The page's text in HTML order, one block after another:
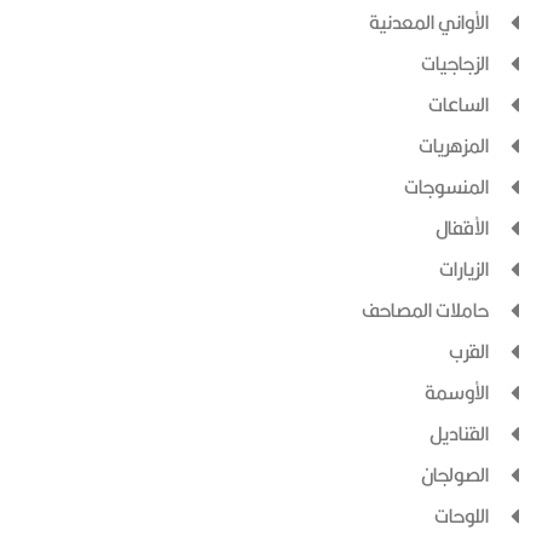
الأواني المعدنية
الزجاجيات
الساعات
المزهريات
المنسوجات
الأقفال
الزيارات
حاملات المصاحف
القرب
الأوسمة
القناديل
الصولجان
اللوحات